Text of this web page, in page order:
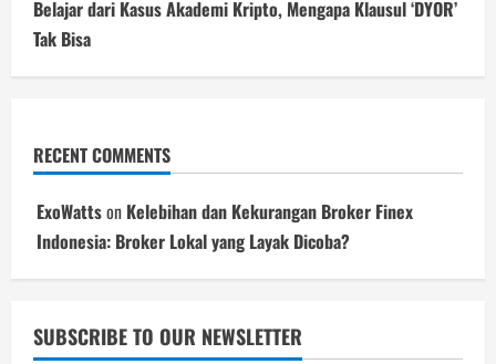
Belajar dari Kasus Akademi Kripto, Mengapa Klausul ‘DYOR’
Tak Bisa
RECENT COMMENTS
ExoWattson Kelebihan dan Kekurangan Broker Finex
Indonesia: Broker Lokal yang Layak Dicoba?
SUBSCRIBE TO OUR NEWSLETTER